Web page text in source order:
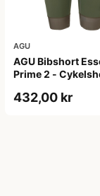
AGU
AGU Bibshort
Prime 2 -
2XL
432,00 kr